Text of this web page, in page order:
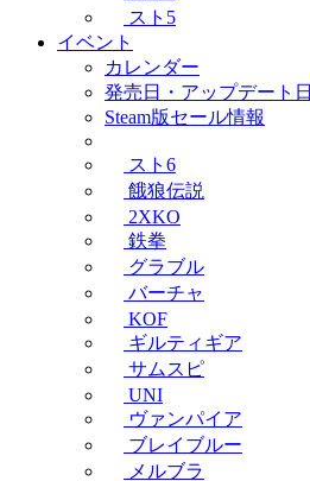
スト5
イベント
カレンダー
発売日・アップデート日
Steam版セール情報
スト6
餓狼伝説
2XKO
鉄拳
グラブル
バーチャ
KOF
ギルティギア
サムスピ
UNI
ヴァンパイア
ブレイブルー
メルブラ